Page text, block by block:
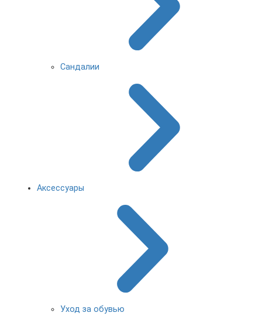
Сандалии
Аксессуары
Уход за обувью